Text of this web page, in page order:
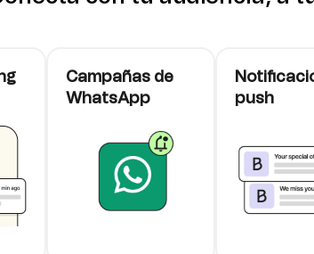
Campañas de
WhatsApp
push